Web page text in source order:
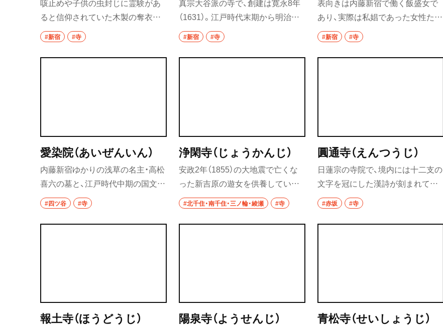
栃木県
埼玉県
草加・越谷・春日部
ラーメン
モーニング
テイクアウト
野菜料理
海鮮
バー
咳止めや子供の虫封じに霊験があ
ると信仰されていた木製の奪衣婆
像（非開扉）がある。頭から肩にか
けて綿をかぶっていることから、
「綿のおばば」とも呼ばれている。
#新宿 #寺
真宗大谷派の寺で、創建は寛永8年
（1631）。江戸時代末期から明治時
代にかけて活躍した鬼才絵師とし
ても知られる月岡芳年（よしとし）
の墓がある。
#新宿 #寺
表向きは内藤新宿で働く飯盛女で
あり、実際は私娼であった女性たち
を埋葬している寺。江戸時代中期
の戯作者、狂歌師・浮世絵師で知ら
れる恋川春町の墓もある。
#新宿 #寺
愛染院（あいぜんいん）
内藤新宿ゆかりの浅草の名主・高松
喜六の墓と、江戸時代中期の国文学
者として知られる塙（はなわ）保己
一の墓がある。
#四ツ谷 #寺
浄閑寺（じょうかんじ）
安政2年（1855）の大地震で亡くな
った新吉原の遊女を供養している
寺。その際、投げ込むように葬られ
たことから、投込寺とも呼ばれてい
るという。境内には遊女に思いを
#北千住・南千住・三ノ輪・綾瀬 #寺
圓通寺（えんつうじ）
日蓮宗の寺院で、境内には十二支の
文字を冠にした漢詩が刻まれてい
る梵鐘がある。落語『景清』の舞台
にもなっている地だ。
#赤坂 #寺
報土寺（ほうどうじ） 陽泉寺（ようせんじ） 青松寺（せいしょうじ）